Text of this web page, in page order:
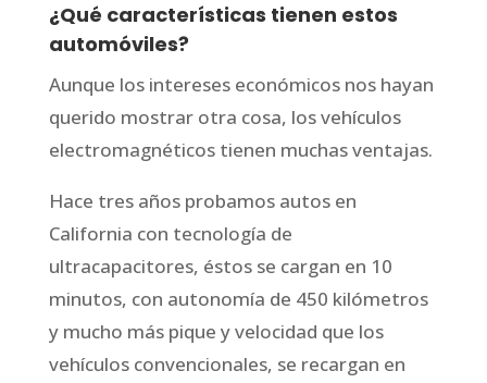
¿Qué características tienen estos
automóviles?
Aunque los intereses económicos nos hayan
querido mostrar otra cosa, los vehículos
electromagnéticos tienen muchas ventajas.
Hace tres años probamos autos en
California con tecnología de
ultracapacitores, éstos se cargan en 10
minutos, con autonomía de 450 kilómetros
y mucho más pique y velocidad que los
vehículos convencionales, se recargan en